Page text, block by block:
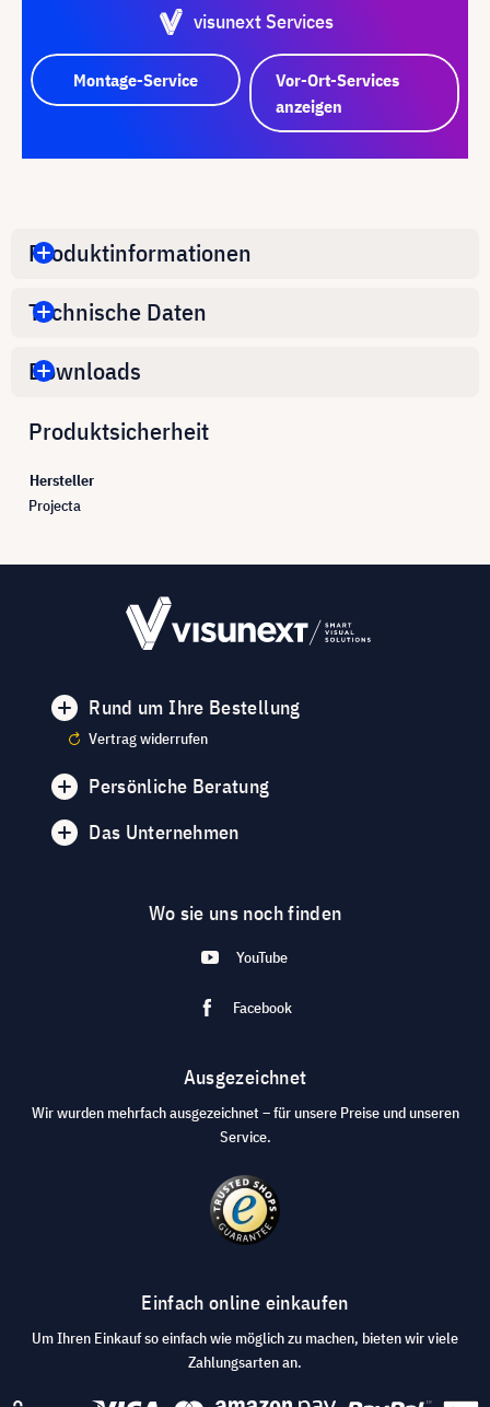
visunext Services
Montage-Service
Vor-Ort-Services
anzeigen
Produktinformationen
Technische Daten
Downloads
Produktsicherheit
Hersteller
Projecta
Rund um Ihre Bestellung
Vertrag widerrufen
Persönliche Beratung
Das Unternehmen
Wo sie uns noch finden
YouTube
Facebook
Ausgezeichnet
Wir wurden mehrfach ausgezeichnet – für unsere Preise und unseren
Service.
Einfach online einkaufen
Um Ihren Einkauf so einfach wie möglich zu machen, bieten wir viele
Zahlungsarten an.